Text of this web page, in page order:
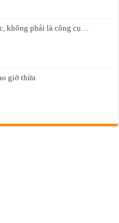
không phải là công cụ…
giờ thừa